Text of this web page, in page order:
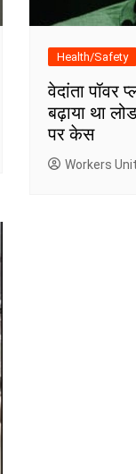
Health/Safety
वेदांता पॉवर
बढ़ाया था
पर केस
Workers